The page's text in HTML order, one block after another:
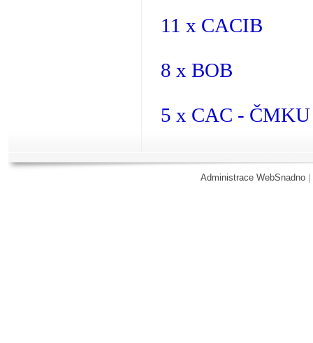
11 x CACIB
8 x BOB
5 x CAC - ČMKU
Administrace WebSnadno|